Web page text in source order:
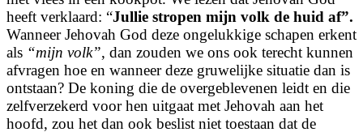
heeft verklaard: “Jullie stropen mijn volk de huid af”.
Wanneer Jehovah God deze ongelukkige schapen erkent
als “mijn volk”, dan zouden we ons ook terecht kunnen
afvragen hoe en wanneer deze gruwelijke situatie dan is
ontstaan? De koning die de overgeblevenen leidt en die
zelfverzekerd voor hen uitgaat met Jehovah aan het
hoofd, zou het dan ook beslist niet toestaan dat de